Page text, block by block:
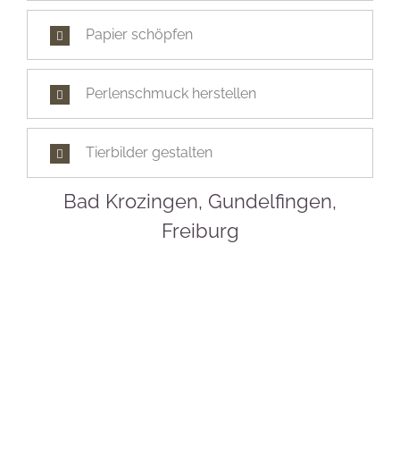
Papier schöpfen
Perlenschmuck herstellen
Tierbilder gestalten
Bad Krozingen, Gundelfingen,
Freiburg